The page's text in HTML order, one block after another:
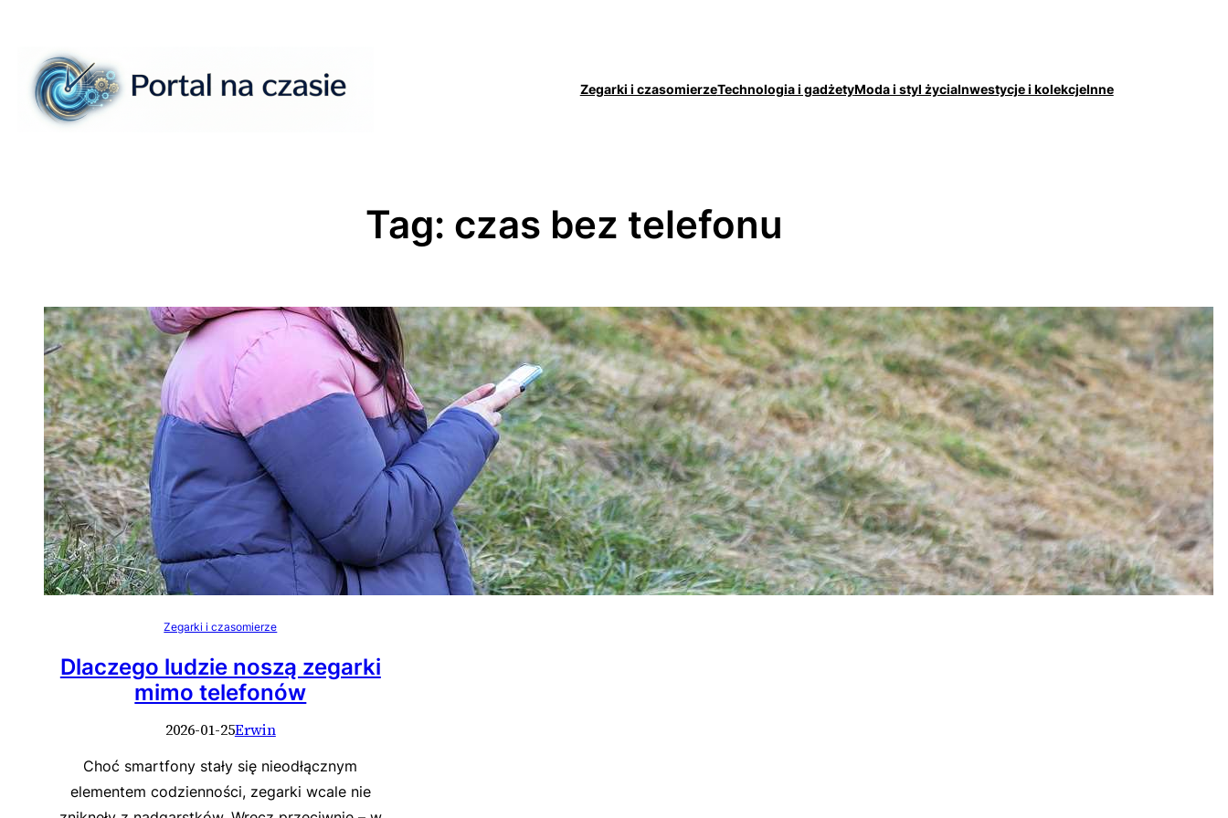
treści
Zegarki i czasomierzeTechnologia i gadżetyModa i styl życiaInwestycje i kolekcjeInne
Tag: czas bez telefonu
Zegarki i czasomierze
Dlaczego ludzie noszą zegarki
mimo telefonów
2026-01-25Erwin
Choć smartfony stały się nieodłącznym
elementem codzienności, zegarki wcale nie